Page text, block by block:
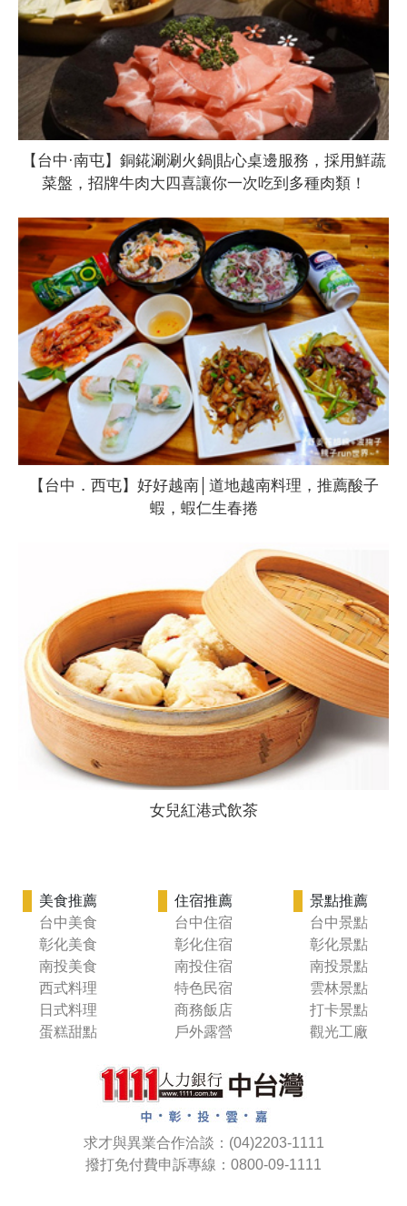
【台中·南屯】銅錵涮涮火鍋|貼心桌邊服務，採用鮮蔬
菜盤，招牌牛肉大四喜讓你一次吃到多種肉類！
【台中．西屯】好好越南│道地越南料理，推薦酸子
蝦，蝦仁生春捲
女兒紅港式飲茶
美食推薦
台中美食
彰化美食
南投美食
西式料理
日式料理
蛋糕甜點
住宿推薦
台中住宿
彰化住宿
南投住宿
特色民宿
商務飯店
戶外露營
景點推薦
台中景點
彰化景點
南投景點
雲林景點
打卡景點
觀光工廠
求才與異業合作洽談：(04)2203-1111
撥打免付費申訴專線：0800-09-1111